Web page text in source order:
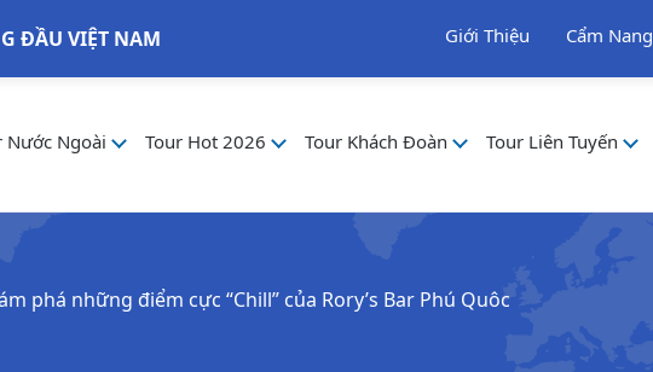
ĐẦU VIỆT NAM Giới Thiệu Cẩm Nang
Nước Ngoài Tour Hot 2026 Tour Khách Đoàn Tour Liên Tuyến
phá những điểm cực “Chill” của Rory’s Bar Phú Quôc